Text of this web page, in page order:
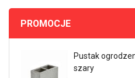
PROMOCJE
Pustak
szary